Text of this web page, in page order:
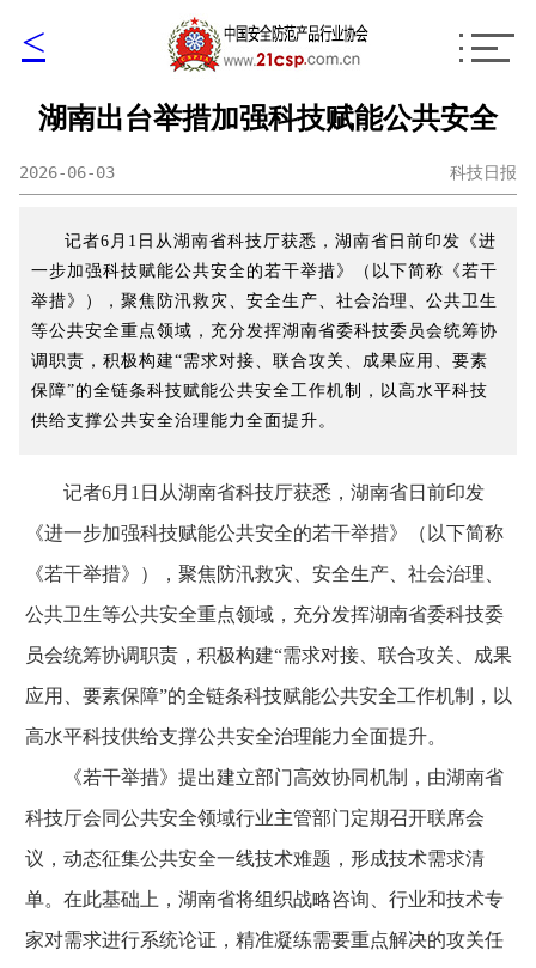
<
湖南出台举措加强科技赋能公共安全
2026-06-03 科技日报
记者6月1日从湖南省科技厅获悉，湖南省日前印发《进
一步加强科技赋能公共安全的若干举措》（以下简称《若干
举措》），聚焦防汛救灾、安全生产、社会治理、公共卫生
等公共安全重点领域，充分发挥湖南省委科技委员会统筹协
调职责，积极构建“需求对接、联合攻关、成果应用、要素
保障”的全链条科技赋能公共安全工作机制，以高水平科技
供给支撑公共安全治理能力全面提升。
记者6月1日从湖南省科技厅获悉，湖南省日前印发
《进一步加强科技赋能公共安全的若干举措》（以下简称
《若干举措》），聚焦防汛救灾、安全生产、社会治理、
公共卫生等公共安全重点领域，充分发挥湖南省委科技委
员会统筹协调职责，积极构建“需求对接、联合攻关、成果
应用、要素保障”的全链条科技赋能公共安全工作机制，以
高水平科技供给支撑公共安全治理能力全面提升。
《若干举措》提出建立部门高效协同机制，由湖南省
科技厅会同公共安全领域行业主管部门定期召开联席会
议，动态征集公共安全一线技术难题，形成技术需求清
单。在此基础上，湖南省将组织战略咨询、行业和技术专
家对需求进行系统论证，精准凝练需要重点解决的攻关任